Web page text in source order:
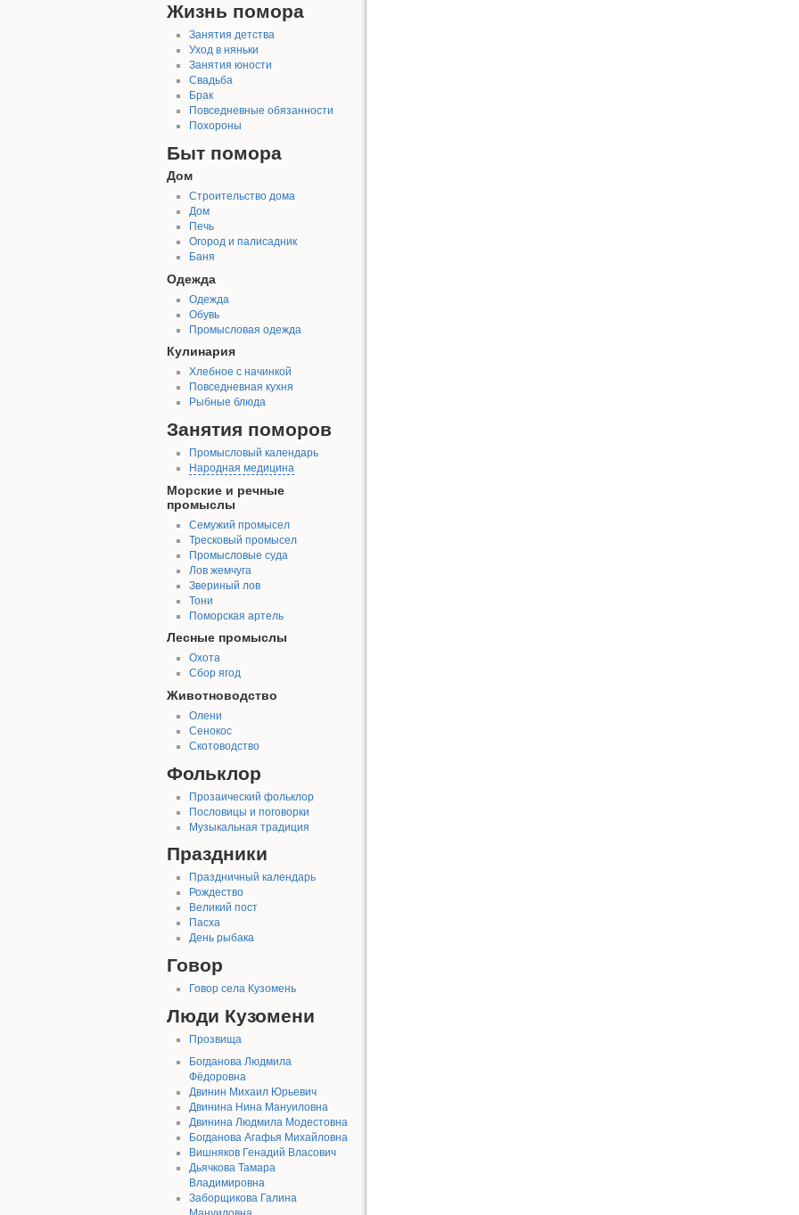
Жизнь помора
Занятия детства
Уход в няньки
Занятия юности
Свадьба
Брак
Повседневные обязанности
Похороны
Быт помора
Дом
Строительство дома
Дом
Печь
Огород и палисадник
Баня
Одежда
Одежда
Обувь
Промысловая одежда
Кулинария
Хлебное с начинкой
Повседневная кухня
Рыбные блюда
Занятия поморов
Промысловый календарь
Народная медицина
Морские и речные
промыслы
Семужий промысел
Тресковый промысел
Промысловые суда
Лов жемчуга
Звериный лов
Тони
Поморская артель
Лесные промыслы
Охота
Сбор ягод
Животноводство
Олени
Сенокос
Скотоводство
Фольклор
Прозаический фольклор
Пословицы и поговорки
Музыкальная традиция
Праздники
Праздничный календарь
Рождество
Великий пост
Пасха
День рыбака
Говор
Говор села Кузомень
Люди Кузомени
Прозвища
Богданова Людмила
Фёдоровна
Двинин Михаил Юрьевич
Двинина Нина Мануиловна
Двинина Людмила Модестовна
Богданова Агафья Михайловна
Вишняков Генадий Власович
Дьячкова Тамара
Владимировна
Заборщикова Галина